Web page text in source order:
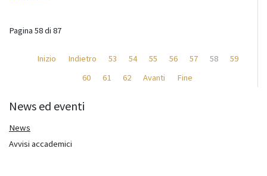
Pagina 58 di 87
Inizio Indietro 53 54 55 56 57 58
59
60
61 62 Avanti Fine
News ed eventi
News
Avvisi accademici